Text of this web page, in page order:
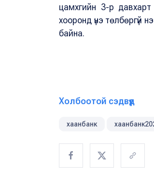
цамхгийн 3-р
хооронд үнэ төлбөргүй
байна.
Холбоотой сэдвүүд
хаанбанк